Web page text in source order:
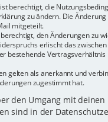
berechtigt, die
zu ändern. Die
mitgeteilt.
den Änderungen zu
erlischt das
bestehende
gelten als anerkannt und
zugestimmt hat.
den Umgang mit deinen
sind in der